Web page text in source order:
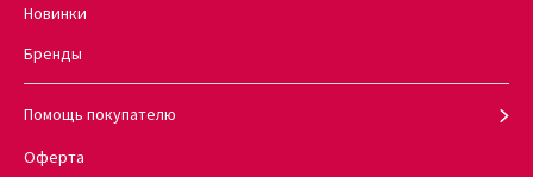
Новинки
Бренды
Помощь покупателю
Оферта